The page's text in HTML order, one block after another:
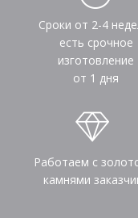
Сроки от 2-4
есть срочное
изготовление
от 1 дня
Работаем с
камнями